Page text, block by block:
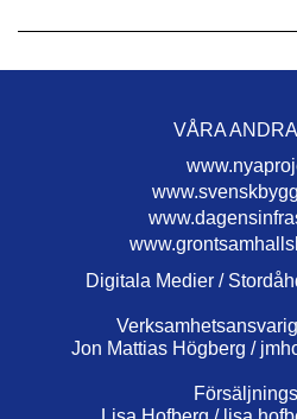
VÅRA
Digitala Medier /
Jon Mattias Högberg /